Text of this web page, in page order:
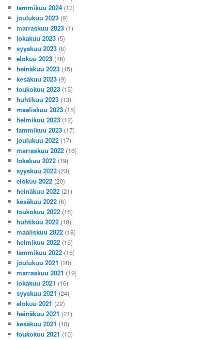
tammikuu 2024 (13)
joulukuu 2023 (9)
marraskuu 2023 (1)
lokakuu 2023 (5)
syyskuu 2023 (8)
elokuu 2023 (18)
heinäkuu 2023 (15)
kesäkuu 2023 (9)
toukokuu 2023 (15)
huhtikuu 2023 (13)
maaliskuu 2023 (15)
helmikuu 2023 (12)
tammikuu 2023 (17)
joulukuu 2022 (17)
marraskuu 2022 (16)
lokakuu 2022 (19)
syyskuu 2022 (23)
elokuu 2022 (20)
heinäkuu 2022 (21)
kesäkuu 2022 (6)
toukokuu 2022 (16)
huhtikuu 2022 (18)
maaliskuu 2022 (18)
helmikuu 2022 (16)
tammikuu 2022 (16)
joulukuu 2021 (20)
marraskuu 2021 (19)
lokakuu 2021 (16)
syyskuu 2021 (24)
elokuu 2021 (22)
heinäkuu 2021 (21)
kesäkuu 2021 (10)
toukokuu 2021 (10)